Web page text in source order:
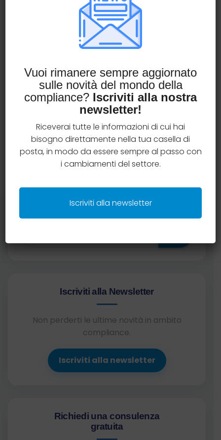
Scoprilo guardando l’intervento di Guido
Cappa, founder e managing partner di InLife
Advisory, al webinar sullo stato di applicazione
dei presidi POG tra gli intermediari assicurativi
Association).
Buona visione!
Leggi tutto
Cerca nel sito
Iscriviti alla Newsletter
Non perderti le ultime novità in ambito
compliance.
Iscriviti alla newsletter
Richiedi una consulenza
gratuita
Vuoi rimanere sempre aggiornato
sulle novità del mondo della
compliance? Iscriviti alla nostra
newsletter!
Riceverai tutte le informazioni di cui hai
bisogno direttamente nella tua casella di
posta, in modo da essere sempre al passo con
i cambiamenti del settore.
Iscriviti alla newsletter